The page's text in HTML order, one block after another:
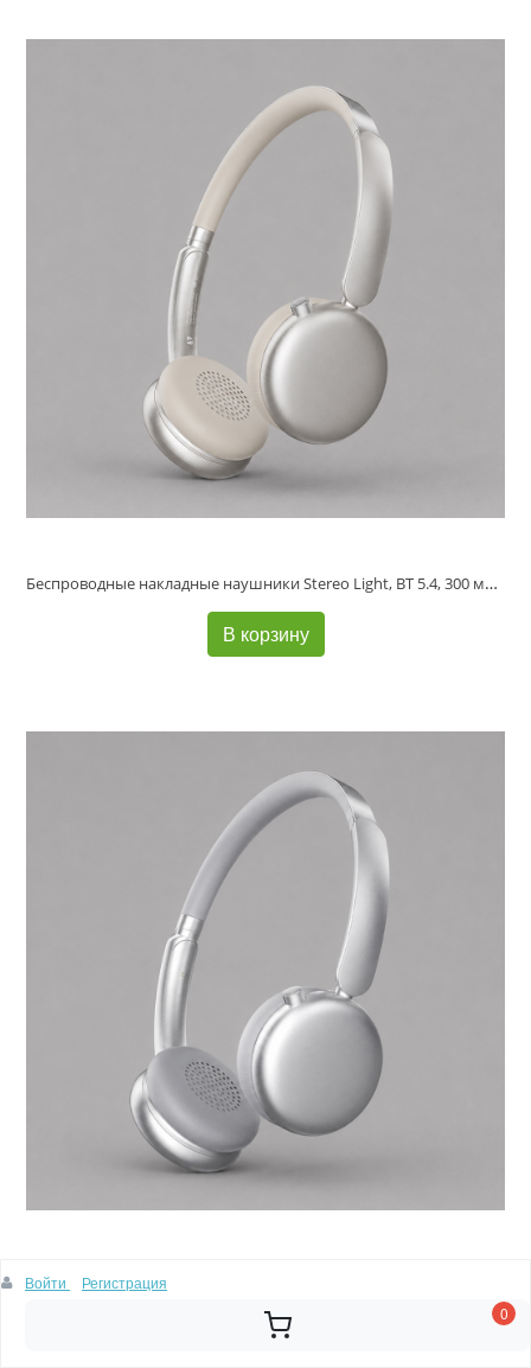
Беспроводные накладные наушники Stereo Light, BT 5.4, 300 мАч, песочно-золотой, Deppa
В корзину
В корзину
Войти
Регистрация
0